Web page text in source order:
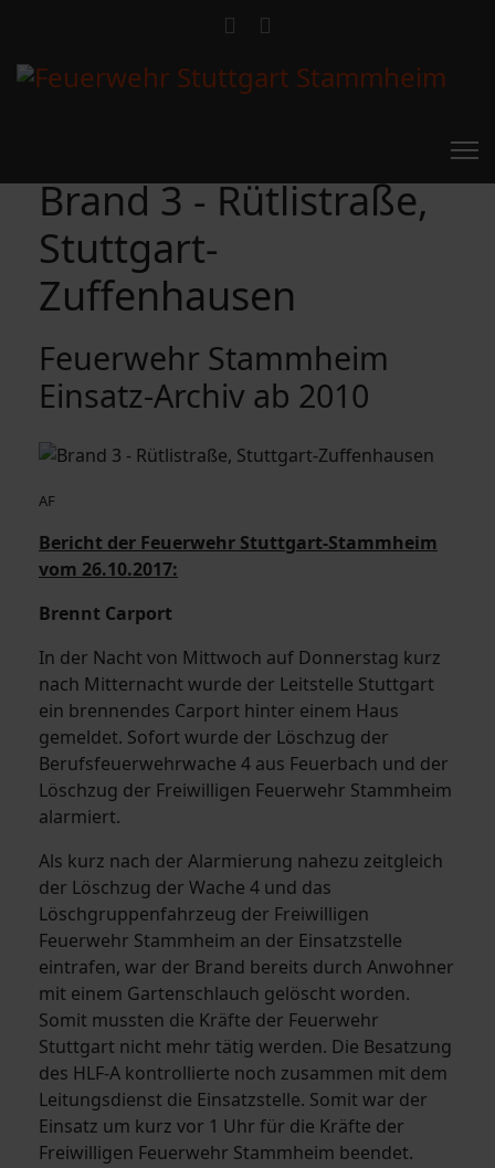
Feuerwehr Stammheim
Einsatz-Archiv ab 2010
Brand 3 - Rütlistraße,
Stuttgart-
Zuffenhausen
AF
Bericht der Feuerwehr Stuttgart-Stammheim
vom 26.10.2017:
Brennt Carport
In der Nacht von Mittwoch auf Donnerstag kurz
nach Mitternacht wurde der Leitstelle Stuttgart
ein brennendes Carport hinter einem Haus
gemeldet. Sofort wurde der Löschzug der
Berufsfeuerwehrwache 4 aus Feuerbach und der
Löschzug der Freiwilligen Feuerwehr Stammheim
alarmiert.
Als kurz nach der Alarmierung nahezu zeitgleich
der Löschzug der Wache 4 und das
Löschgruppenfahrzeug der Freiwilligen
Feuerwehr Stammheim an der Einsatzstelle
eintrafen, war der Brand bereits durch Anwohner
mit einem Gartenschlauch gelöscht worden.
Somit mussten die Kräfte der Feuerwehr
Stuttgart nicht mehr tätig werden. Die Besatzung
des HLF-A kontrollierte noch zusammen mit dem
Leitungsdienst die Einsatzstelle. Somit war der
Einsatz um kurz vor 1 Uhr für die Kräfte der
Freiwilligen Feuerwehr Stammheim beendet.